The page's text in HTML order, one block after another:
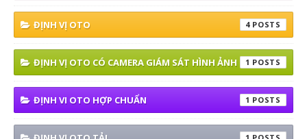
ĐỊNH VỊ OTO 4
ĐỊNH VỊ OTO CÓ CAMERA GIÁM SÁT HÌNH ẢNH 1
ĐỊNH VI OTO HỢP CHUẨN 1